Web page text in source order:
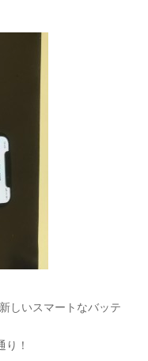
しいスマートなバッテ
！